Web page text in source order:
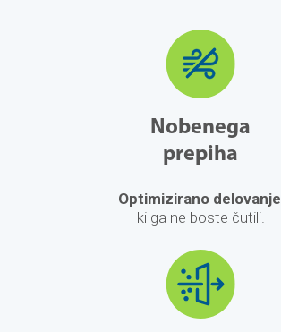
Nobenega
prepiha
Optimizirano delovanje
ki ga ne boste čutili.